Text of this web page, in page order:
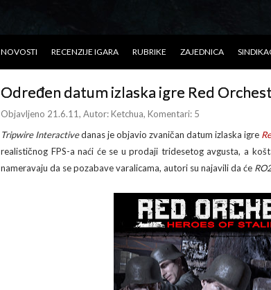
NOVOSTI RECENZIJE IGARA RUBRIKE ZAJEDNICA
Određen datum izlaska igre Red
Objavljeno 21.6.11, Autor:Ketchua, Komentari: 5
Tripwire Interactivedanas je objavio zvaničan datum izlaska igre
realističnog FPS-a naći će se u prodaji tridesetog avgusta, a
nameravaju da se pozabave varalicama, autori su najavili da će